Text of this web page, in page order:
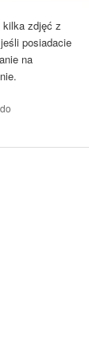
kilka zdjęć z
posiadacie
na